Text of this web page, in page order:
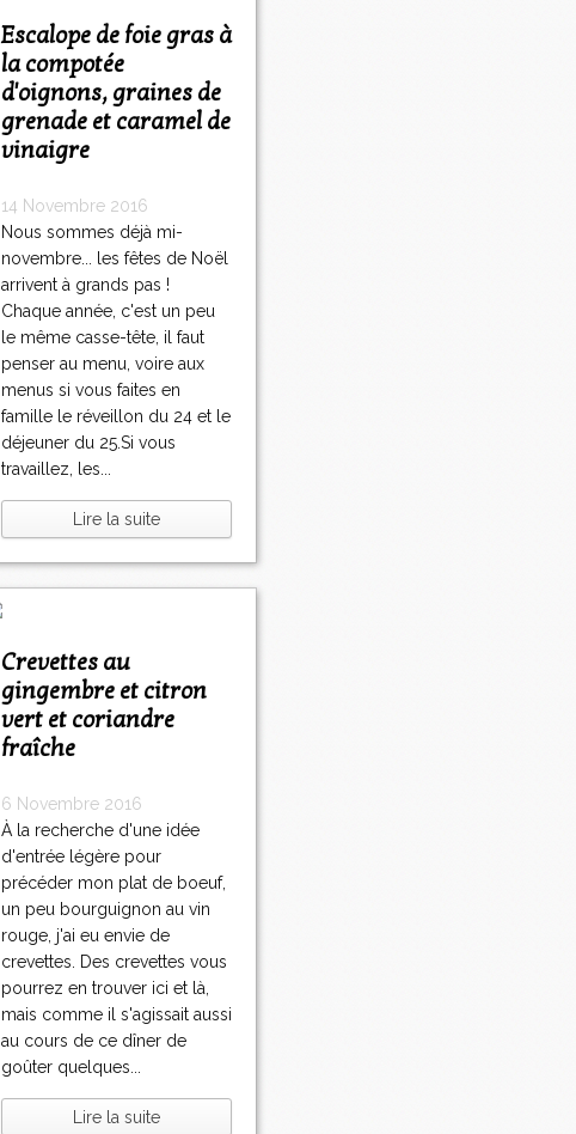
Escalope de foie gras à
la compotée
d'oignons, graines de
grenade et caramel de
vinaigre
14 Novembre 2016
Nous sommes déjà mi-
novembre... les fêtes de Noël
arrivent à grands pas !
Chaque année, c'est un peu
le même casse-tête, il faut
penser au menu, voire aux
menus si vous faites en
famille le réveillon du 24 et le
déjeuner du 25.Si vous
travaillez, les...
Lire la suite
Crevettes au
gingembre et citron
vert et coriandre
fraîche
6 Novembre 2016
À la recherche d'une idée
d'entrée légère pour
précéder mon plat de boeuf,
un peu bourguignon au vin
rouge, j'ai eu envie de
crevettes. Des crevettes vous
pourrez en trouver ici et là,
mais comme il s'agissait aussi
au cours de ce dîner de
goûter quelques...
Lire la suite